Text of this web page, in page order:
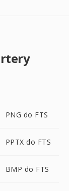
PNG do FTS
PPTX do FTS
BMP do FTS